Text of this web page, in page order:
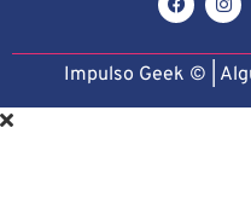
Impulso Geek © |